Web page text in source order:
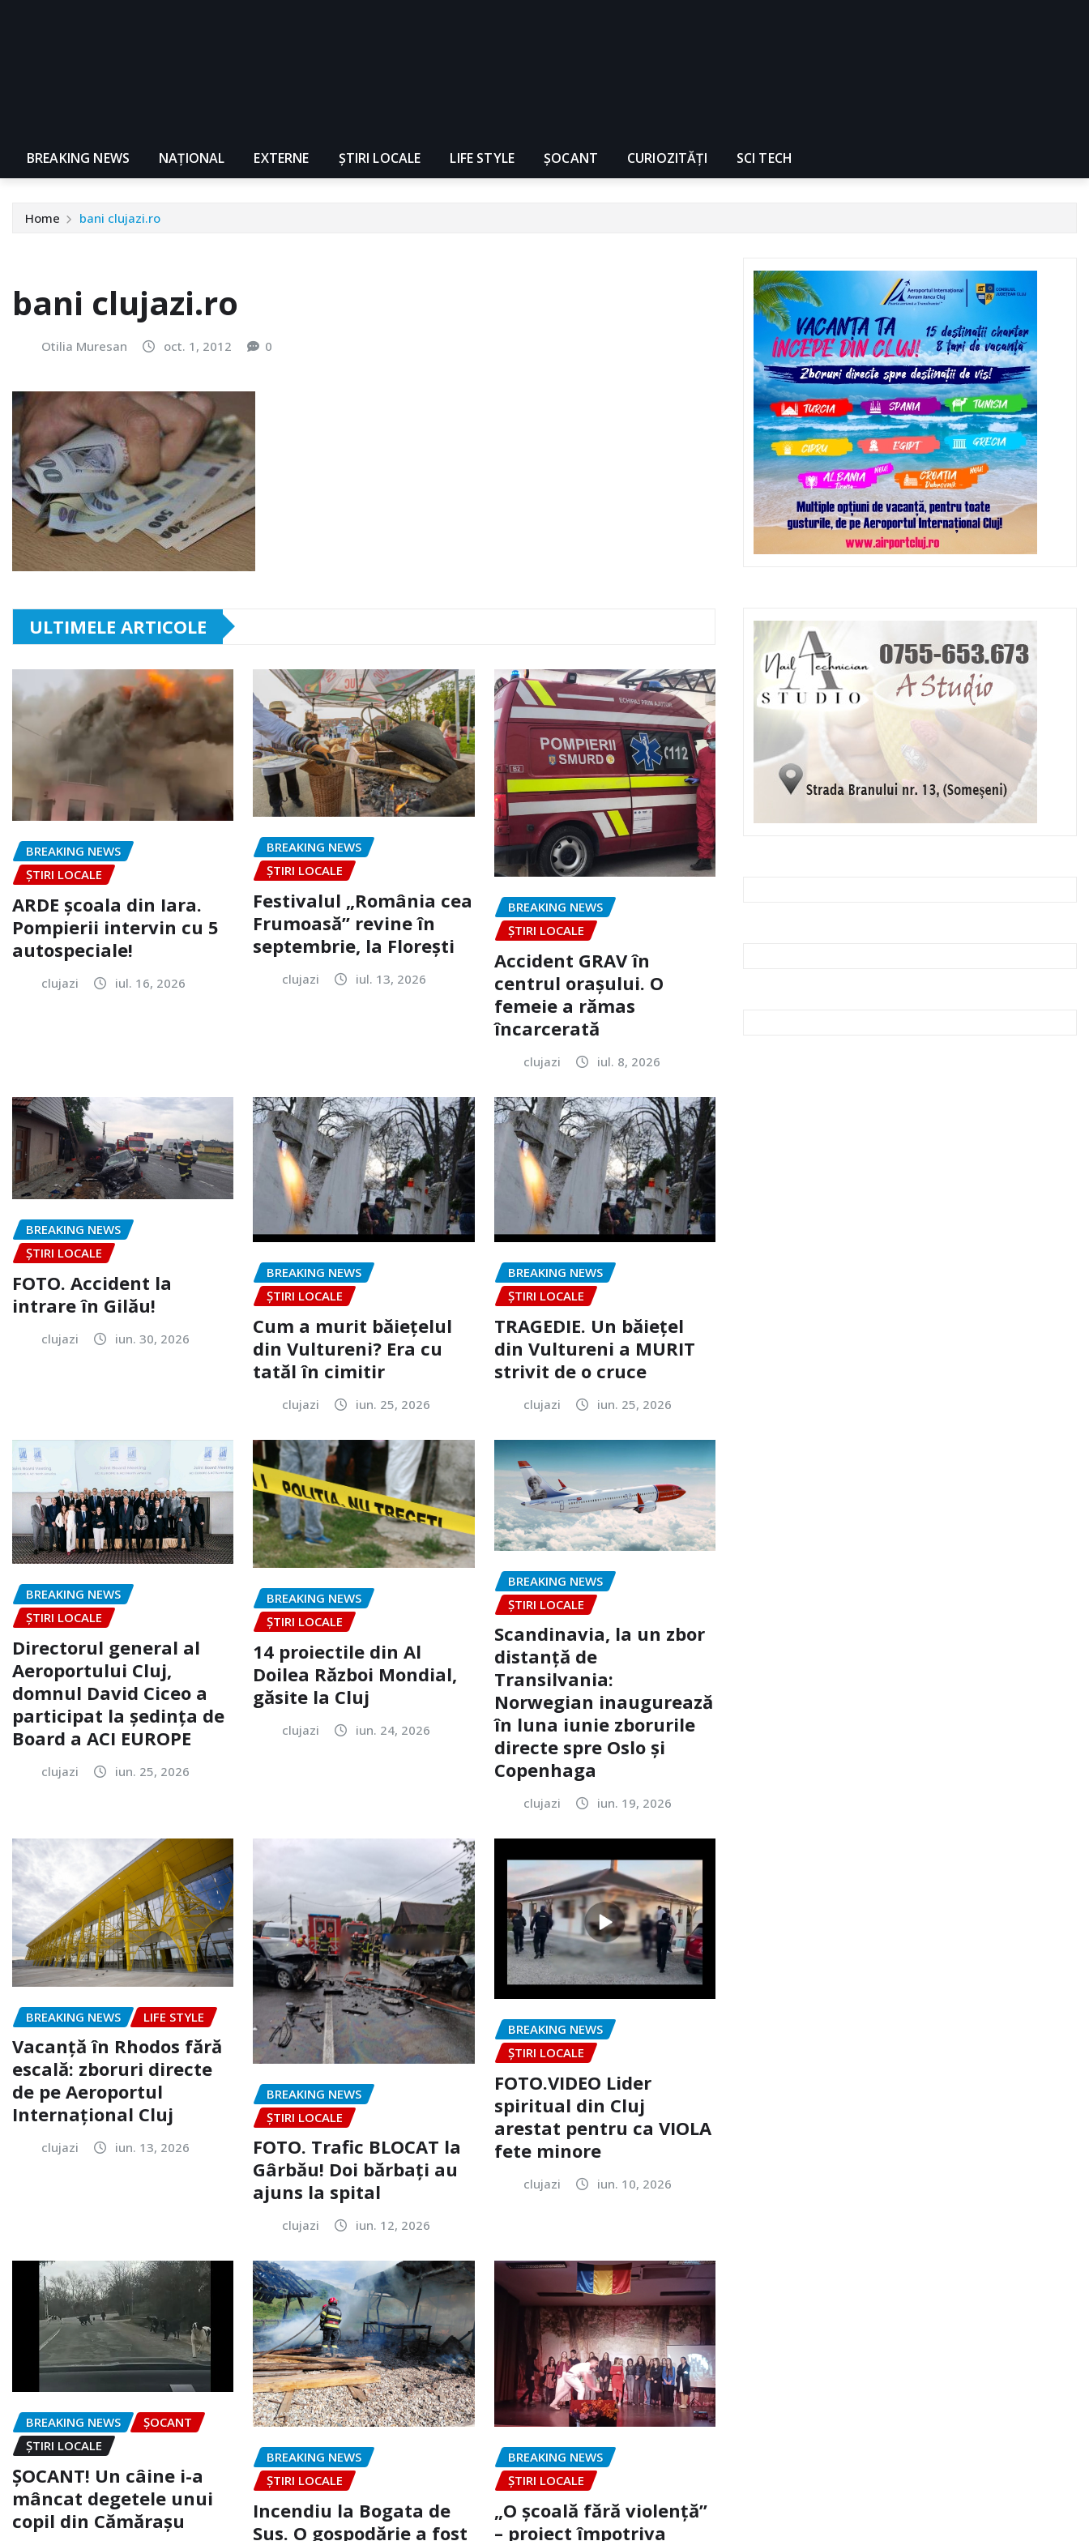
BREAKING NEWS NAŢIONAL EXTERNE ȘTIRI LOCALE LIFE STYLE ȘOCANT CURIOZITĂȚI SCI TECH
Home bani clujazi.ro
bani clujazi.ro
Otilia Muresan oct. 1, 2012 0
ULTIMELE ARTICOLE
BREAKING NEWS
ȘTIRI LOCALE
ARDE școala din Iara.
Pompierii intervin cu 5
autospeciale!
clujazi iul. 16, 2026
BREAKING NEWS
ȘTIRI LOCALE
Festivalul „România cea
Frumoasă” revine în
septembrie, la Florești
clujazi iul. 13, 2026
BREAKING NEWS
ȘTIRI LOCALE
Accident GRAV în
centrul orașului. O
femeie a rămas
încarcerată
clujazi iul. 8, 2026
BREAKING NEWS
ȘTIRI LOCALE
FOTO. Accident la
intrare în Gilău!
clujazi iun. 30, 2026
BREAKING NEWS
ȘTIRI LOCALE
Cum a murit băiețelul
din Vultureni? Era cu
tatăl în cimitir
clujazi iun. 25, 2026
BREAKING NEWS
ȘTIRI LOCALE
TRAGEDIE. Un băiețel
din Vultureni a MURIT
strivit de o cruce
clujazi iun. 25, 2026
BREAKING NEWS
ȘTIRI LOCALE
Directorul general al
Aeroportului Cluj,
domnul David Ciceo a
participat la ședința de
Board a ACI EUROPE
clujazi iun. 25, 2026
BREAKING NEWS
ȘTIRI LOCALE
14 proiectile din Al
Doilea Război Mondial,
găsite la Cluj
clujazi iun. 24, 2026
BREAKING NEWS
ȘTIRI LOCALE
Scandinavia, la un zbor
distanță de
Transilvania:
Norwegian inaugurează
în luna iunie zborurile
directe spre Oslo și
Copenhaga
clujazi iun. 19, 2026
BREAKING NEWS LIFE STYLE
Vacanță în Rhodos fără
escală: zboruri directe
de pe Aeroportul
Internațional Cluj
clujazi iun. 13, 2026
BREAKING NEWS
ȘTIRI LOCALE
FOTO. Trafic BLOCAT la
Gârbău! Doi bărbați au
ajuns la spital
clujazi iun. 12, 2026
BREAKING NEWS
ȘTIRI LOCALE
FOTO.VIDEO Lider
spiritual din Cluj
arestat pentru ca VIOLA
fete minore
clujazi iun. 10, 2026
BREAKING NEWS
ȘOCANT
ȘTIRI LOCALE
ȘOCANT! Un câine i-a
mâncat degetele unui
copil din Cămărașu
BREAKING NEWS
ȘTIRI LOCALE
Incendiu la Bogata de
Sus. O gospodărie a fost
BREAKING NEWS
ȘTIRI LOCALE
„O școală fără violență”
– proiect împotriva